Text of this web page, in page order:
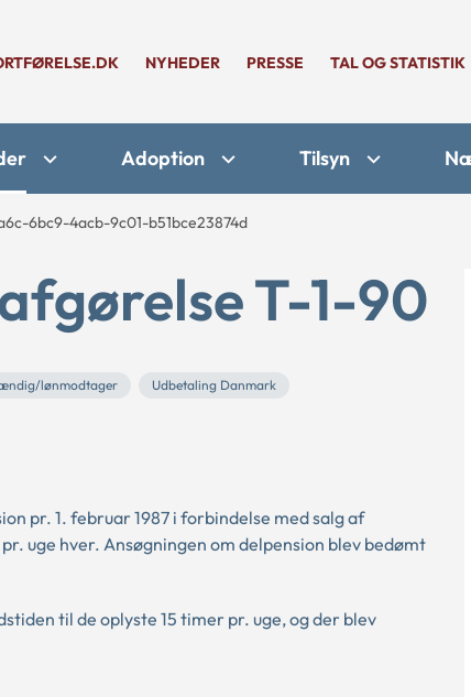
NYHEDER PRESSE TAL OG STATISTIK
Adoption Tilsyn
6bc9-4acb-9c01-b51bce23874d
T-1-90
lønmodtager
Udbetaling Danmark
pr. 1. februar 1987 i forbindelse med salg af
uge hver. Ansøgningen om delpension blev bedømt
til de oplyste 15 timer pr. uge, og der blev